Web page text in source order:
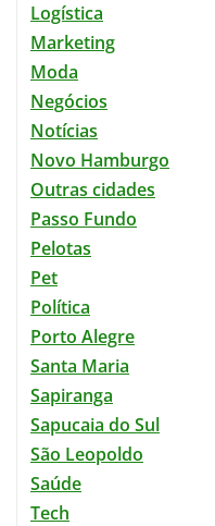
Logística
Marketing
Moda
Negócios
Notícias
Novo Hamburgo
Outras cidades
Passo Fundo
Pelotas
Pet
Política
Porto Alegre
Santa Maria
Sapiranga
Sapucaia do Sul
São Leopoldo
Saúde
Tech